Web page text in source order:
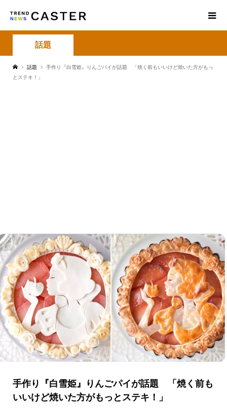
話題
話題
手作り『白雪姫』りんごパイが話題 「焼く前もいいけど焼いた方がもっ
とステキ！」
手作り『白雪姫』りんごパイが話題 「焼く前も
いいけど焼いた方がもっとステキ！」